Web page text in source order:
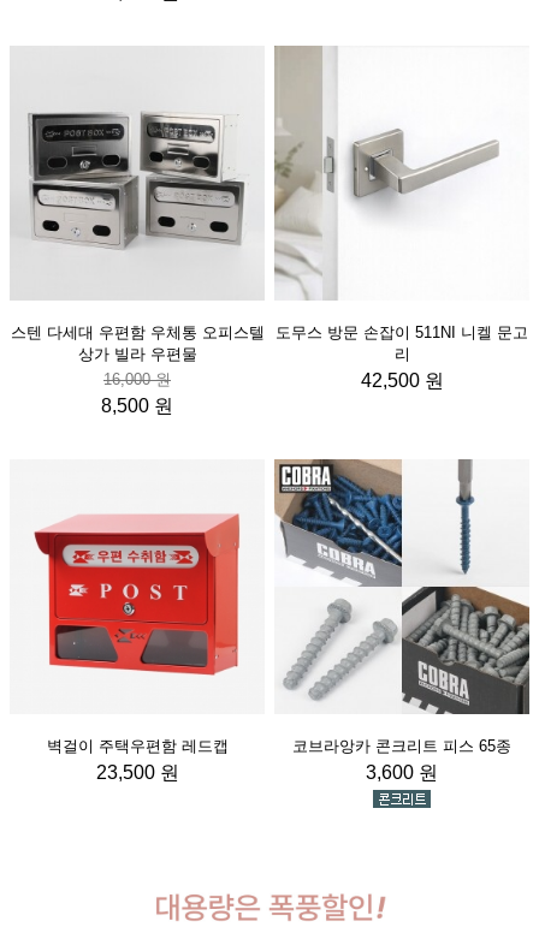
스텐 다세대 우편함 우체통 오피스텔
상가 빌라 우편물
16,000 원
8,500 원
도무스 방문 손잡이 511NI 니켈 문고
리
42,500 원
벽걸이 주택우편함 레드캡
23,500 원
코브라앙카 콘크리트 피스 65종
3,600 원